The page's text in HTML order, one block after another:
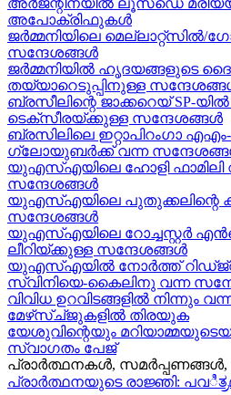
അപോക്രിഫുകള്‍
ജർമ്മനിയിലെ മെല്ലാറ്റ്സിൽ/
സന്ദേശങ്ങൾ
ജർമ്മനിയിൽ ഹൃദയങ്ങളുടെ
തയ്യാറെടുപ്പിനുള്ള
ബ്രസീലിന്റെ ജാക്കറെയ്‍ SP-
ടെക്സീരയ്ക്കുള്ള സന്ദേശങ്ങള്‍
ബ്രസിലിലെ ഇറ്റാപിറംഗാ
ഗ്ലോയുബർക്ക് വന്ന
യുഎസ്എയിലെ ഹോളി ഫാമിലി
സന്ദേശങ്ങൾ
യുഎസ്എയിലെ പുതുക്കലിന്റെ
സന്ദേശങ്ങള്‍
യുഎസ്എയിലെ റോച്ചസ്റ്റർ
ലീറിയ്ക്കുള്ള സന്ദേശങ്ങൾ
യുഎസ്എയിൽ നോർത്ത്
സ്വിനിയെ-കൈലിനു വന്ന
വിവിധ ഉറവിടങ്ങളിൽ നിന്നും
മേഴ്‍സ്ച്ജുകളിൽ തിരയുക
യേശുവിന്റെയും
സ്വാഗതം പേജ്
പ്രാർത്ഥനകൾ,
പ്രാർത്ഥനയുടെ രാജ്ഞി: